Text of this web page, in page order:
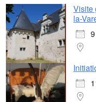
Visite
la-